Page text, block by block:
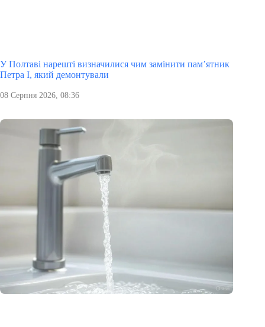
У Полтаві нарешті визначилися чим замінити пам’ятник
Петра І, який демонтували
08 Серпня 2026, 08:36